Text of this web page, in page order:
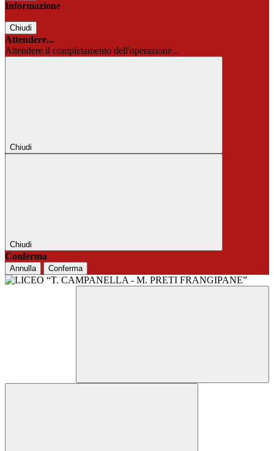
Informazione
Chiudi
Attendere...
Attendere il completamento dell'operazione...
Chiudi
Chiudi
Conferma
Annulla Conferma